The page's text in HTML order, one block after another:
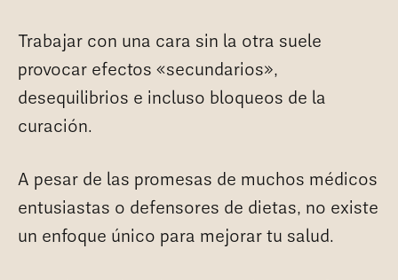
Trabajar con una cara sin la otra suele
provocar efectos «secundarios»,
desequilibrios e incluso bloqueos de la
curación.
A pesar de las promesas de muchos médicos
entusiastas o defensores de dietas, no existe
un enfoque único para mejorar tu salud.